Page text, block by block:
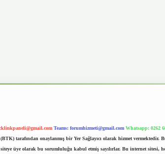
Teams: forumhizmeti@gmail.com Whatsapp: 0262
tarafından onaylanmış bir Yer Sağlayıcı olarak hizmet
üye olarak bu sorumluluğu kabul etmiş sayılırlar. Bu internet sitesi,